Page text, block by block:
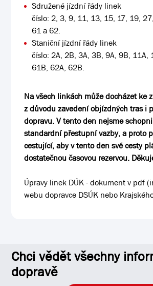
Sdružené jízdní řády linek
číslo: 2, 3, 9, 11, 13, 15, 17, 19,
61 a 62.
Staniční jízdní řády linek
číslo: 2A, 2B, 3A, 3B, 9A, 9B,
61B, 62A, 62B.
Na všech linkách může docházet ke
z důvodu zavedení objízdných tras i
dopravu. V tento den nejsme
standardní přestupní vazby, a proto
cestující, aby v tento den své cesty
dostatečnou časovou rezervou.
Úpravy linek DÚK - dokument v pdf
webu dopravce DSÚK nebo
Chci vědět všechny
dopravě